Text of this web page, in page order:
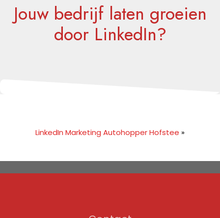
Jouw bedrijf laten groeien
door LinkedIn?
LinkedIn Marketing Autohopper Hofstee »